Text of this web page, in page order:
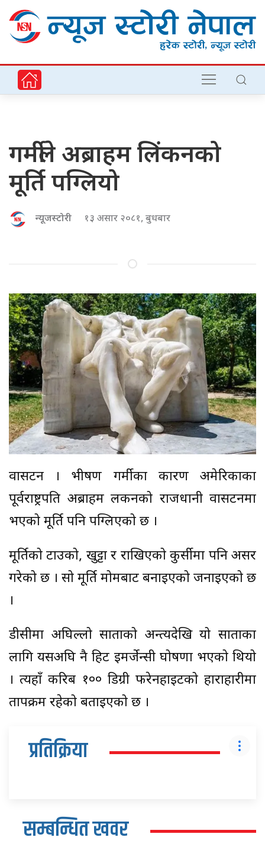
गर्मीले अब्राहम लिंकनको
मूर्ति पग्लियो
न्यूजस्टोरी १३ असार २०८१, बुधबार
वासिंटन । भीषण गर्मीका कारण अमेरिकाका
पूर्वराष्ट्रपति अब्राहम लिंकनको राजधानी वासिंटनमा
भएको मूर्ति पनि पग्लिएको छ ।
मूर्तिको टाउको, खुट्टा र राखिएको कुर्सीमा पनि असर
गरेको छ । सो मूर्ति मोमबाट बनाइएको जनाइएको छ
।
डीसीमा अघिल्लो साताको अन्त्यदेखि यो साताका
लागि यसअघि नै हिट इमर्जेन्सी घोषणा भएको थियो
। त्यहाँ करिब १०० डिग्री फरेनहाइटको हाराहारीमा
तापक्रम रहेको बताइएको छ ।
प्रतिक्रिया
सम्बन्धित खवर